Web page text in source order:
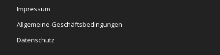
Impressum
Allgemeine-Geschäftsbedingungen
Datenschutz